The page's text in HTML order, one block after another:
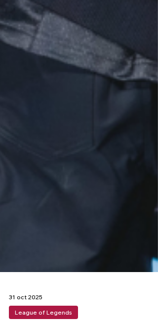
31 oct 2025